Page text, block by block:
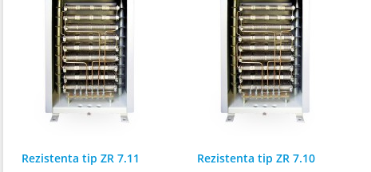
Rezistenta tip ZR 7.11 Rezistenta tip ZR 7.10